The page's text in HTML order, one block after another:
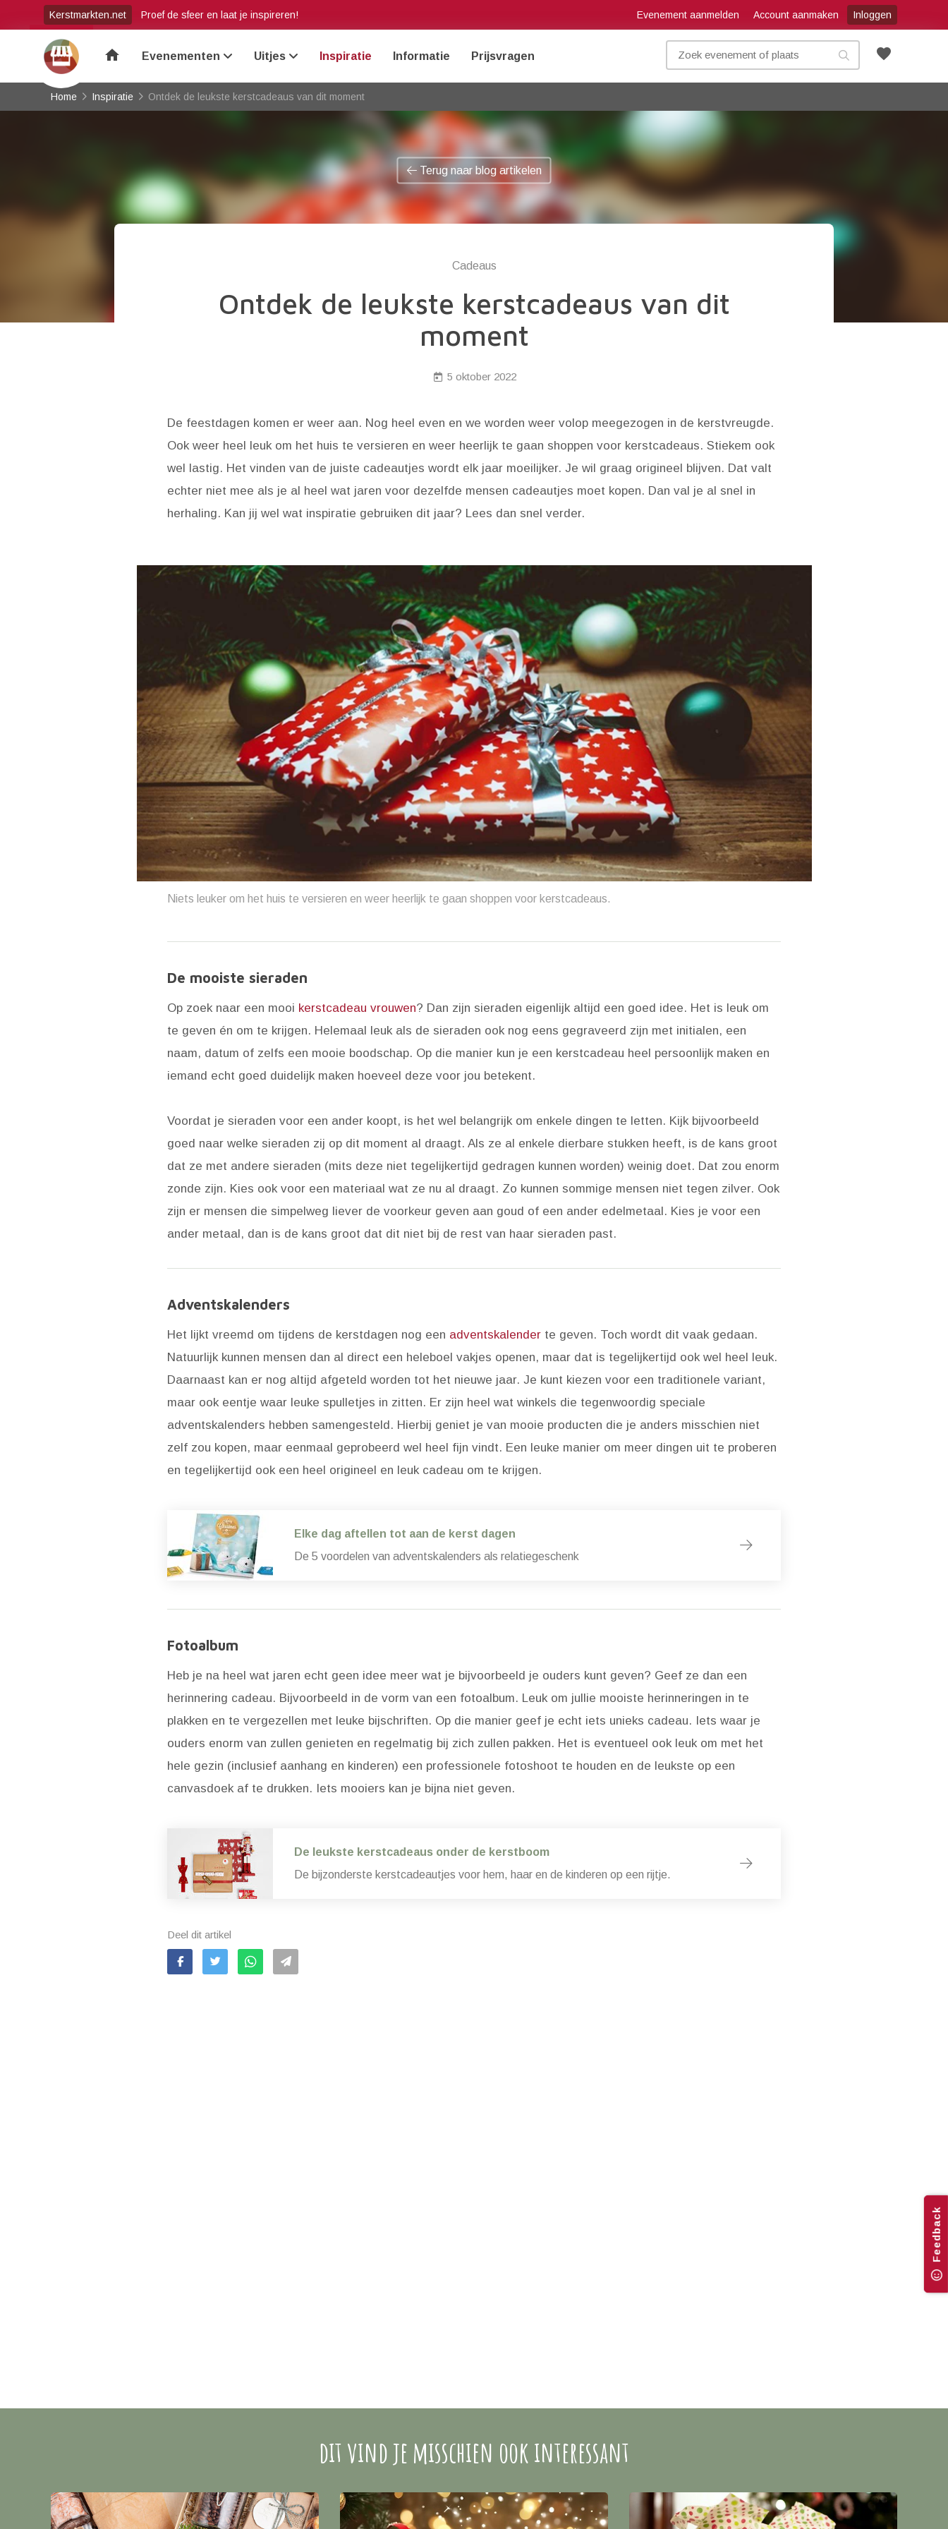
Kerstmarkten.net Proef de sfeer en laat je inspireren! Evenement aanmelden Account aanmaken Inloggen
favorite
home Evenementen Uitjes Inspiratie Informatie Prijsvragen
Home Inspiratie Ontdek de leukste kerstcadeaus van dit moment
Terug naar blog artikelen
Cadeaus
Ontdek de leukste kerstcadeaus van dit
moment
5 oktober 2022
De feestdagen komen er weer aan. Nog heel even en we worden weer volop meegezogen in de kerstvreugde.
Ook weer heel leuk om het huis te versieren en weer heerlijk te gaan shoppen voor kerstcadeaus. Stiekem ook
wel lastig. Het vinden van de juiste cadeautjes wordt elk jaar moeilijker. Je wil graag origineel blijven. Dat valt
echter niet mee als je al heel wat jaren voor dezelfde mensen cadeautjes moet kopen. Dan val je al snel in
herhaling. Kan jij wel wat inspiratie gebruiken dit jaar? Lees dan snel verder.
Niets leuker om het huis te versieren en weer heerlijk te gaan shoppen voor kerstcadeaus.
De mooiste sieraden
Op zoek naar een mooi kerstcadeau vrouwen? Dan zijn sieraden eigenlijk altijd een goed idee. Het is leuk om
te geven én om te krijgen. Helemaal leuk als de sieraden ook nog eens gegraveerd zijn met initialen, een
naam, datum of zelfs een mooie boodschap. Op die manier kun je een kerstcadeau heel persoonlijk maken en
iemand echt goed duidelijk maken hoeveel deze voor jou betekent.
Voordat je sieraden voor een ander koopt, is het wel belangrijk om enkele dingen te letten. Kijk bijvoorbeeld
goed naar welke sieraden zij op dit moment al draagt. Als ze al enkele dierbare stukken heeft, is de kans groot
dat ze met andere sieraden (mits deze niet tegelijkertijd gedragen kunnen worden) weinig doet. Dat zou enorm
zonde zijn. Kies ook voor een materiaal wat ze nu al draagt. Zo kunnen sommige mensen niet tegen zilver. Ook
zijn er mensen die simpelweg liever de voorkeur geven aan goud of een ander edelmetaal. Kies je voor een
ander metaal, dan is de kans groot dat dit niet bij de rest van haar sieraden past.
Adventskalenders
Het lijkt vreemd om tijdens de kerstdagen nog een adventskalender te geven. Toch wordt dit vaak gedaan.
Natuurlijk kunnen mensen dan al direct een heleboel vakjes openen, maar dat is tegelijkertijd ook wel heel leuk.
Daarnaast kan er nog altijd afgeteld worden tot het nieuwe jaar. Je kunt kiezen voor een traditionele variant,
maar ook eentje waar leuke spulletjes in zitten. Er zijn heel wat winkels die tegenwoordig speciale
adventskalenders hebben samengesteld. Hierbij geniet je van mooie producten die je anders misschien niet
zelf zou kopen, maar eenmaal geprobeerd wel heel fijn vindt. Een leuke manier om meer dingen uit te proberen
en tegelijkertijd ook een heel origineel en leuk cadeau om te krijgen.
Elke dag aftellen tot aan de kerst dagen
De 5 voordelen van adventskalenders als relatiegeschenk
Fotoalbum
Heb je na heel wat jaren echt geen idee meer wat je bijvoorbeeld je ouders kunt geven? Geef ze dan een
herinnering cadeau. Bijvoorbeeld in de vorm van een fotoalbum. Leuk om jullie mooiste herinneringen in te
plakken en te vergezellen met leuke bijschriften. Op die manier geef je echt iets unieks cadeau. Iets waar je
ouders enorm van zullen genieten en regelmatig bij zich zullen pakken. Het is eventueel ook leuk om met het
hele gezin (inclusief aanhang en kinderen) een professionele fotoshoot te houden en de leukste op een
canvasdoek af te drukken. Iets mooiers kan je bijna niet geven.
De leukste kerstcadeaus onder de kerstboom
De bijzonderste kerstcadeautjes voor hem, haar en de kinderen op een rijtje.
Deel dit artikel
dit vind je misschien ook interessant
Feedback